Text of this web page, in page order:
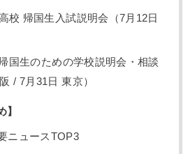
校 帰国生入試説明会（7月12日
国生のための学校説明会・相談
/ 7月31日 東京）
】
ニュースTOP3